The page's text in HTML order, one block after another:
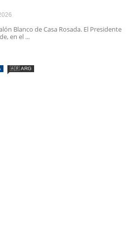
Blanco de Casa Rosada. El Presidente
en el ...
🇦🇷 ARG